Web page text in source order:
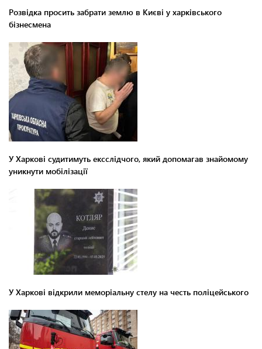
Розвідка просить забрати землю в Києві у харківського
бізнесмена
У Харкові судитимуть ексслідчого, який допомагав знайомому
уникнути мобілізації
У Харкові відкрили меморіальну стелу на честь поліцейського